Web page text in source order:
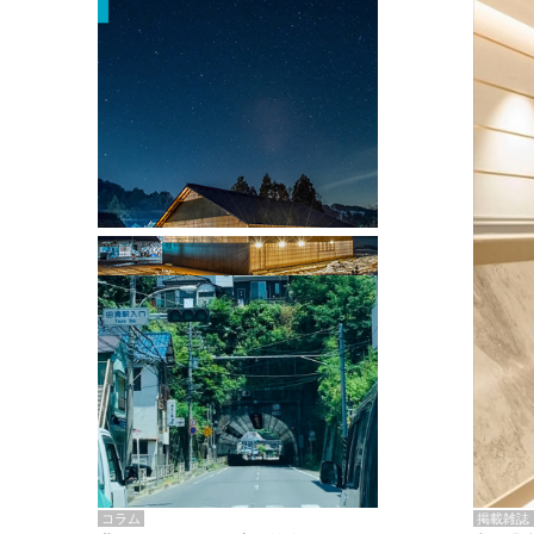
掲載雑誌
掲載雑誌・書籍
『街歩き研修「アールデコとモダニズ
ム、和風バロック」』のレポート記事が
掲載
コラム